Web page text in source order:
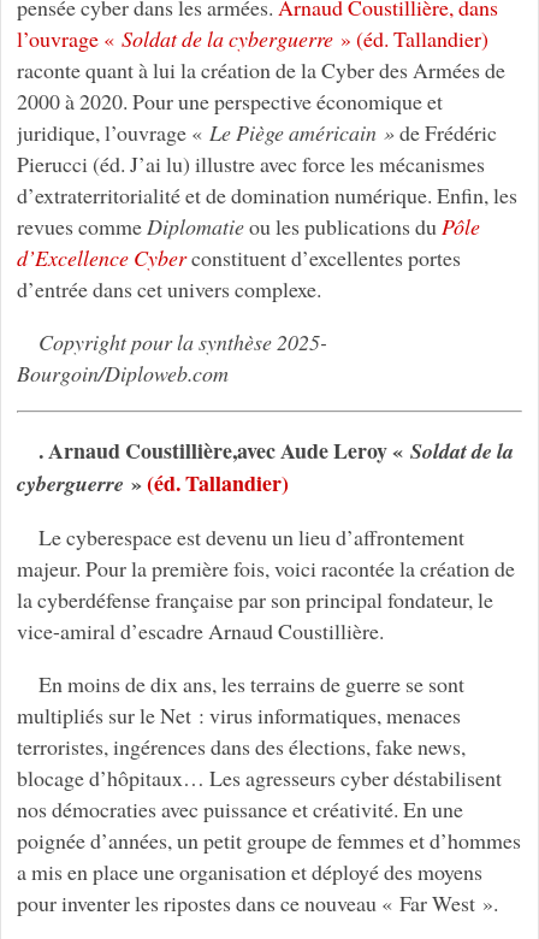
pensée cyber dans les armées. Arnaud Coustillière, dans
l’ouvrage « Soldat de la cyberguerre» (éd. Tallandier)
raconte quant à lui la création de la Cyber des Armées de
2000 à 2020. Pour une perspective économique et
juridique, l’ouvrage « Le Piège américain »de Frédéric
Pierucci (éd. J’ai lu) illustre avec force les mécanismes
d’extraterritorialité et de domination numérique. Enfin, les
revues commeDiplomatieou les publications duPôle
d’Excellence Cyberconstituent d’excellentes portes
d’entrée dans cet univers complexe.
Copyright pour la synthèse 2025-
Bourgoin/Diploweb.com
.Arnaud Coustillière,avec Aude Leroy « Soldat de la
cyberguerre »(éd. Tallandier)
Le cyberespace est devenu un lieu d’affrontement
majeur. Pour la première fois, voici racontée la création de
la cyberdéfense française par son principal fondateur, le
vice-amiral d’escadre Arnaud Coustillière.
En moins de dix ans, les terrains de guerre se sont
multipliés sur le Net : virus informatiques, menaces
terroristes, ingérences dans des élections, fake news,
blocage d’hôpitaux… Les agresseurs cyber déstabilisent
nos démocraties avec puissance et créativité. En une
poignée d’années, un petit groupe de femmes et d’hommes
a mis en place une organisation et déployé des moyens
pour inventer les ripostes dans ce nouveau « Far West ».